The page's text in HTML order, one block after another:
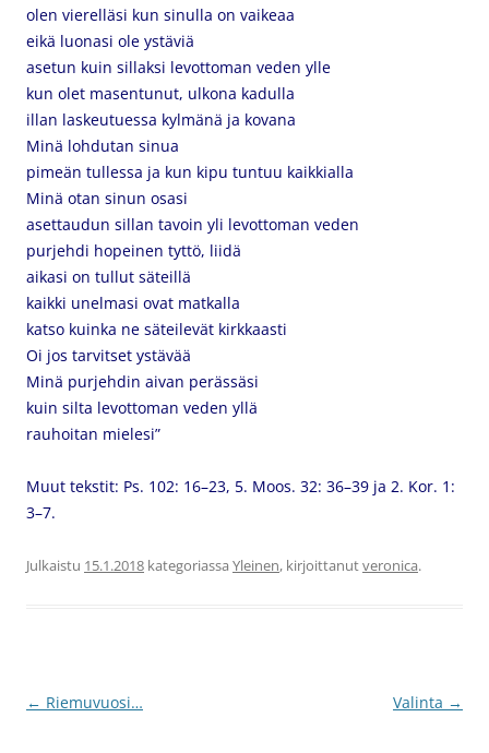
olen vierelläsi kun sinulla on vaikeaa
eikä luonasi ole ystäviä
asetun kuin sillaksi levottoman veden ylle
kun olet masentunut, ulkona kadulla
illan laskeutuessa kylmänä ja kovana
Minä lohdutan sinua
pimeän tullessa ja kun kipu tuntuu kaikkialla
Minä otan sinun osasi
asettaudun sillan tavoin yli levottoman veden
purjehdi hopeinen tyttö, liidä
aikasi on tullut säteillä
kaikki unelmasi ovat matkalla
katso kuinka ne säteilevät kirkkaasti
Oi jos tarvitset ystävää
Minä purjehdin aivan perässäsi
kuin silta levottoman veden yllä
rauhoitan mielesi”
Muut tekstit: Ps. 102: 16–23, 5. Moos. 32: 36–39 ja 2. Kor. 1:
3–7.
Julkaistu 15.1.2018 kategoriassa Yleinen, kirjoittanutveronica.
Artikkelien
← Riemuvuosi… Valinta →